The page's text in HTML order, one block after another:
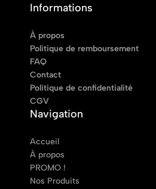
Informations
À propos
Politique de remboursement
FAQ
Contact
Politique de confidentialité
CGV
Navigation
Accueil
À propos
PROMO !
Nos Produits